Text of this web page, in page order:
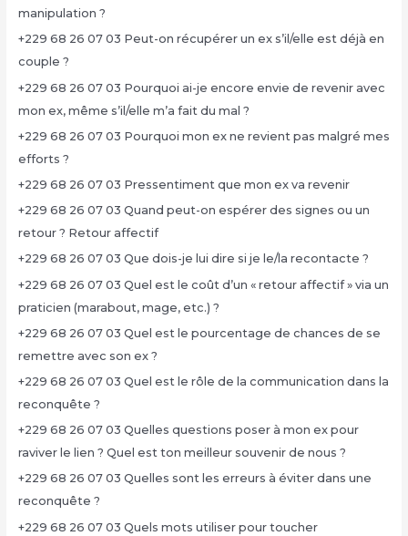
manipulation ?
+229 68 26 07 03 Peut-on récupérer un ex s’il/elle est déjà en
couple ?
+229 68 26 07 03 Pourquoi ai-je encore envie de revenir avec
mon ex, même s’il/elle m’a fait du mal ?
+229 68 26 07 03 Pourquoi mon ex ne revient pas malgré mes
efforts ?
+229 68 26 07 03 Pressentiment que mon ex va revenir
+229 68 26 07 03 Quand peut-on espérer des signes ou un
retour ? Retour affectif
+229 68 26 07 03 Que dois-je lui dire si je le/la recontacte ?
+229 68 26 07 03 Quel est le coût d’un « retour affectif » via un
praticien (marabout, mage, etc.) ?
+229 68 26 07 03 Quel est le pourcentage de chances de se
remettre avec son ex ?
+229 68 26 07 03 Quel est le rôle de la communication dans la
reconquête ?
+229 68 26 07 03 Quelles questions poser à mon ex pour
raviver le lien ? Quel est ton meilleur souvenir de nous ?
+229 68 26 07 03 Quelles sont les erreurs à éviter dans une
reconquête ?
+229 68 26 07 03 Quels mots utiliser pour toucher